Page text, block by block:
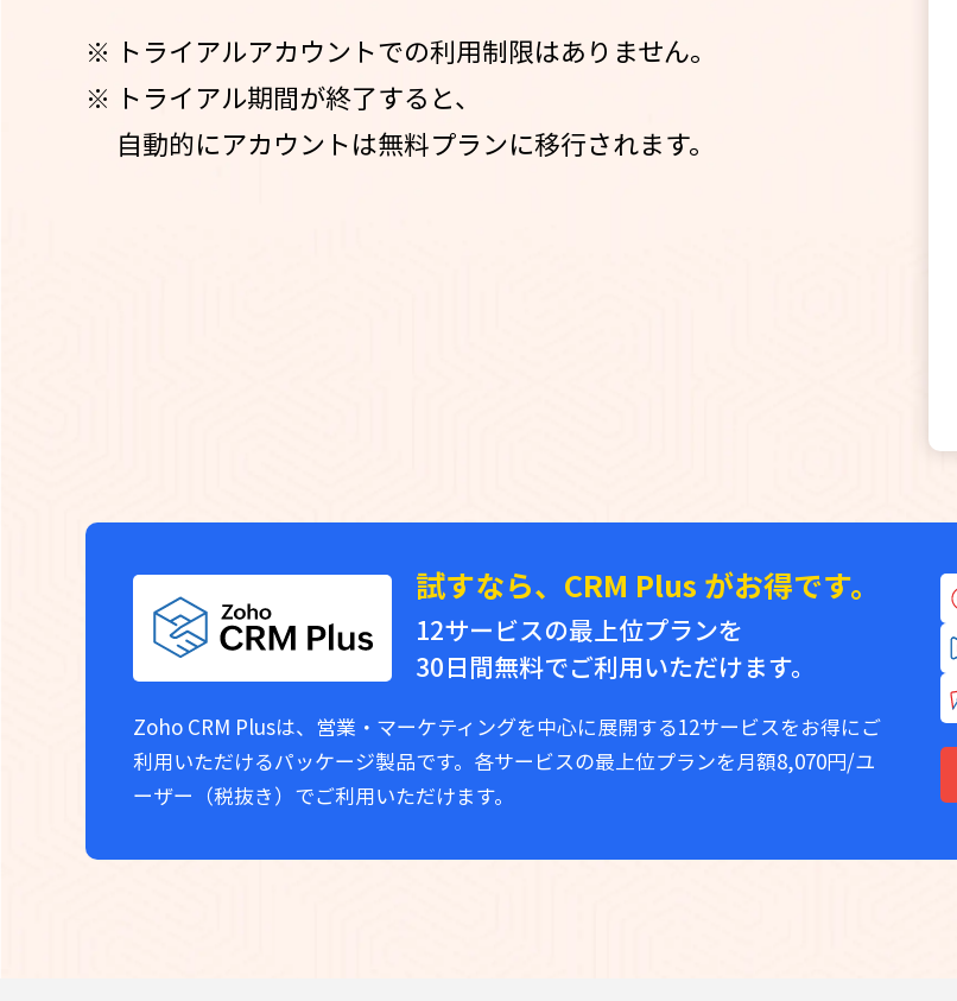
トライアルアカウントでの利用制限はありません。
トライアル期間が終了すると、
自動的にアカウントは無料プランに移行されます。
試すなら、CRM Plus がお得です。
12サービスの最上位プランを
30日間無料でご利用いただけます。
Zoho CRM Plusは、営業・マーケティングを中心に展開する12サービスをお得にご
利用いただけるパッケージ製品です。各サービスの最上位プランを月額8,070円/ユ
ーザー（税抜き）でご利用いただけます。